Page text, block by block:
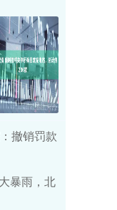
撤销罚款
暴雨，北